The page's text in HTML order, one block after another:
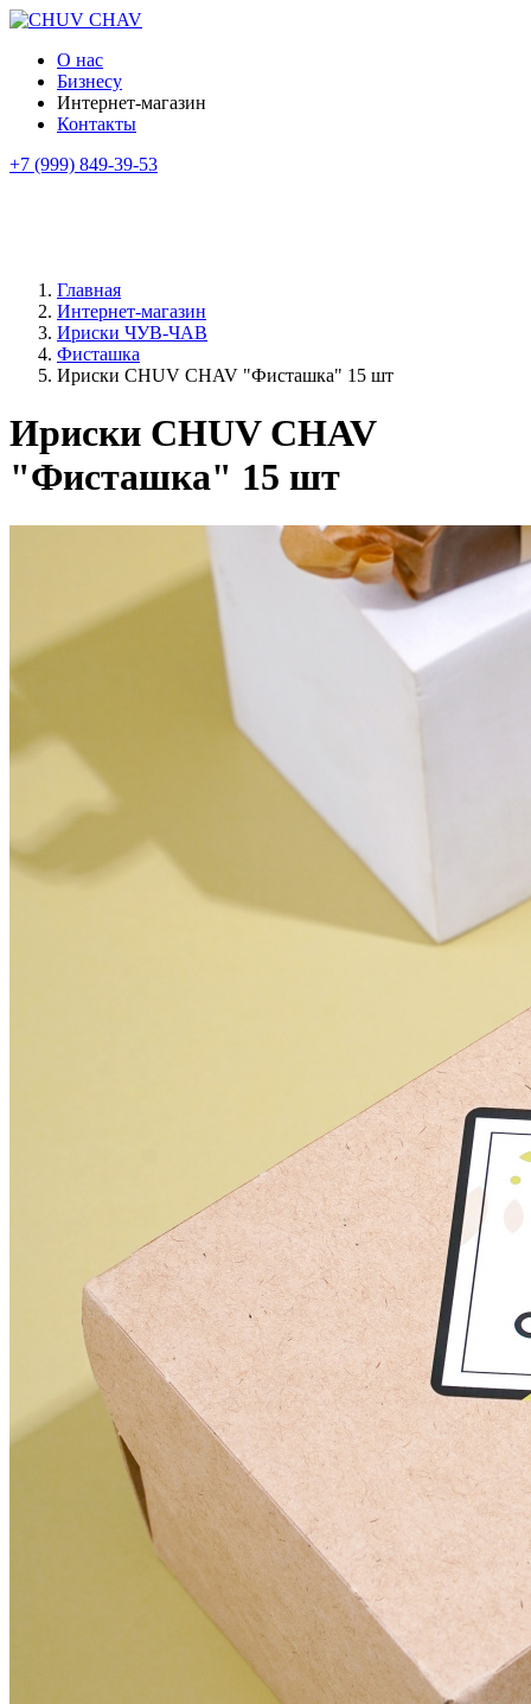
О нас
Бизнесу
Интернет-магазин
Контакты
+7 (999) 849-39-53
Главная
Интернет-магазин
Ириски ЧУВ-ЧАВ
Фисташка
Ириски CHUV CHAV "Фисташка" 15 шт
Ириски CHUV CHAV
"Фисташка" 15 шт